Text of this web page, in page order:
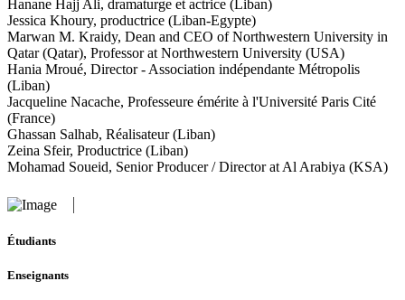
Hanane Hajj Ali, dramaturge et actrice (Liban)
Jessica Khoury, productrice (Liban-Egypte)
Marwan M. Kraidy, Dean and CEO of Northwestern University in
Qatar (Qatar), Professor at Northwestern University (USA)
Hania Mroué, Director - Association indépendante Métropolis
(Liban)
Jacqueline Nacache, Professeure émérite à l'Université Paris Cité
(France)
Ghassan Salhab, Réalisateur (Liban)
Zeina Sfeir, Productrice (Liban)
Mohamad Soueid, Senior Producer / Director at Al Arabiya (KSA)
Étudiants
Enseignants